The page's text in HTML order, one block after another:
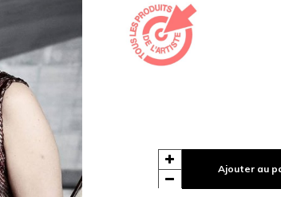
Ajouter au